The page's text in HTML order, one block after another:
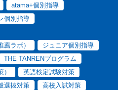
atama+個別指導
個別指導
ラボ）
ジュニア個別指導
THE TANRENプログラム
英語検定試験対策
選抜対策
高校入試対策